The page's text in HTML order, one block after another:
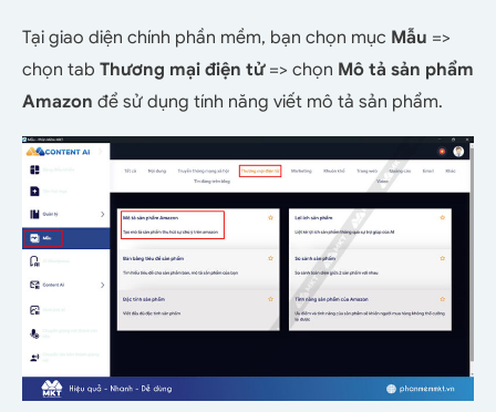
Tại giao diện chính phần mềm, bạn chọn mục Mẫu =>
chọn tab Thương mại điện tử=> chọn Mô tả sản phẩm
Amazon để sử dụng tính năng viết mô tả sản phẩm.